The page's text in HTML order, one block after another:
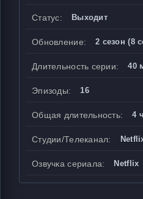
Статус: Выходит
Обновление: 2 сезон (8
Длительность серии: 40
Эпизоды: 16
Общая длительность: 4
Студии/Телеканал:
Озвучка сериала: Netflix